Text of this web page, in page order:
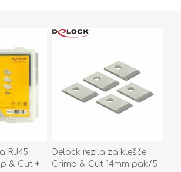
RJ45
& Cut +
Delock rezila za klešče
Crimp & Cut 14mm pak/5